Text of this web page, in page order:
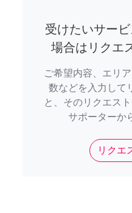
受けたいサー
場合はリクエ
ご希望内容、エリ
数などを入力して
と、そのリクエス
サポーターか
リクエ